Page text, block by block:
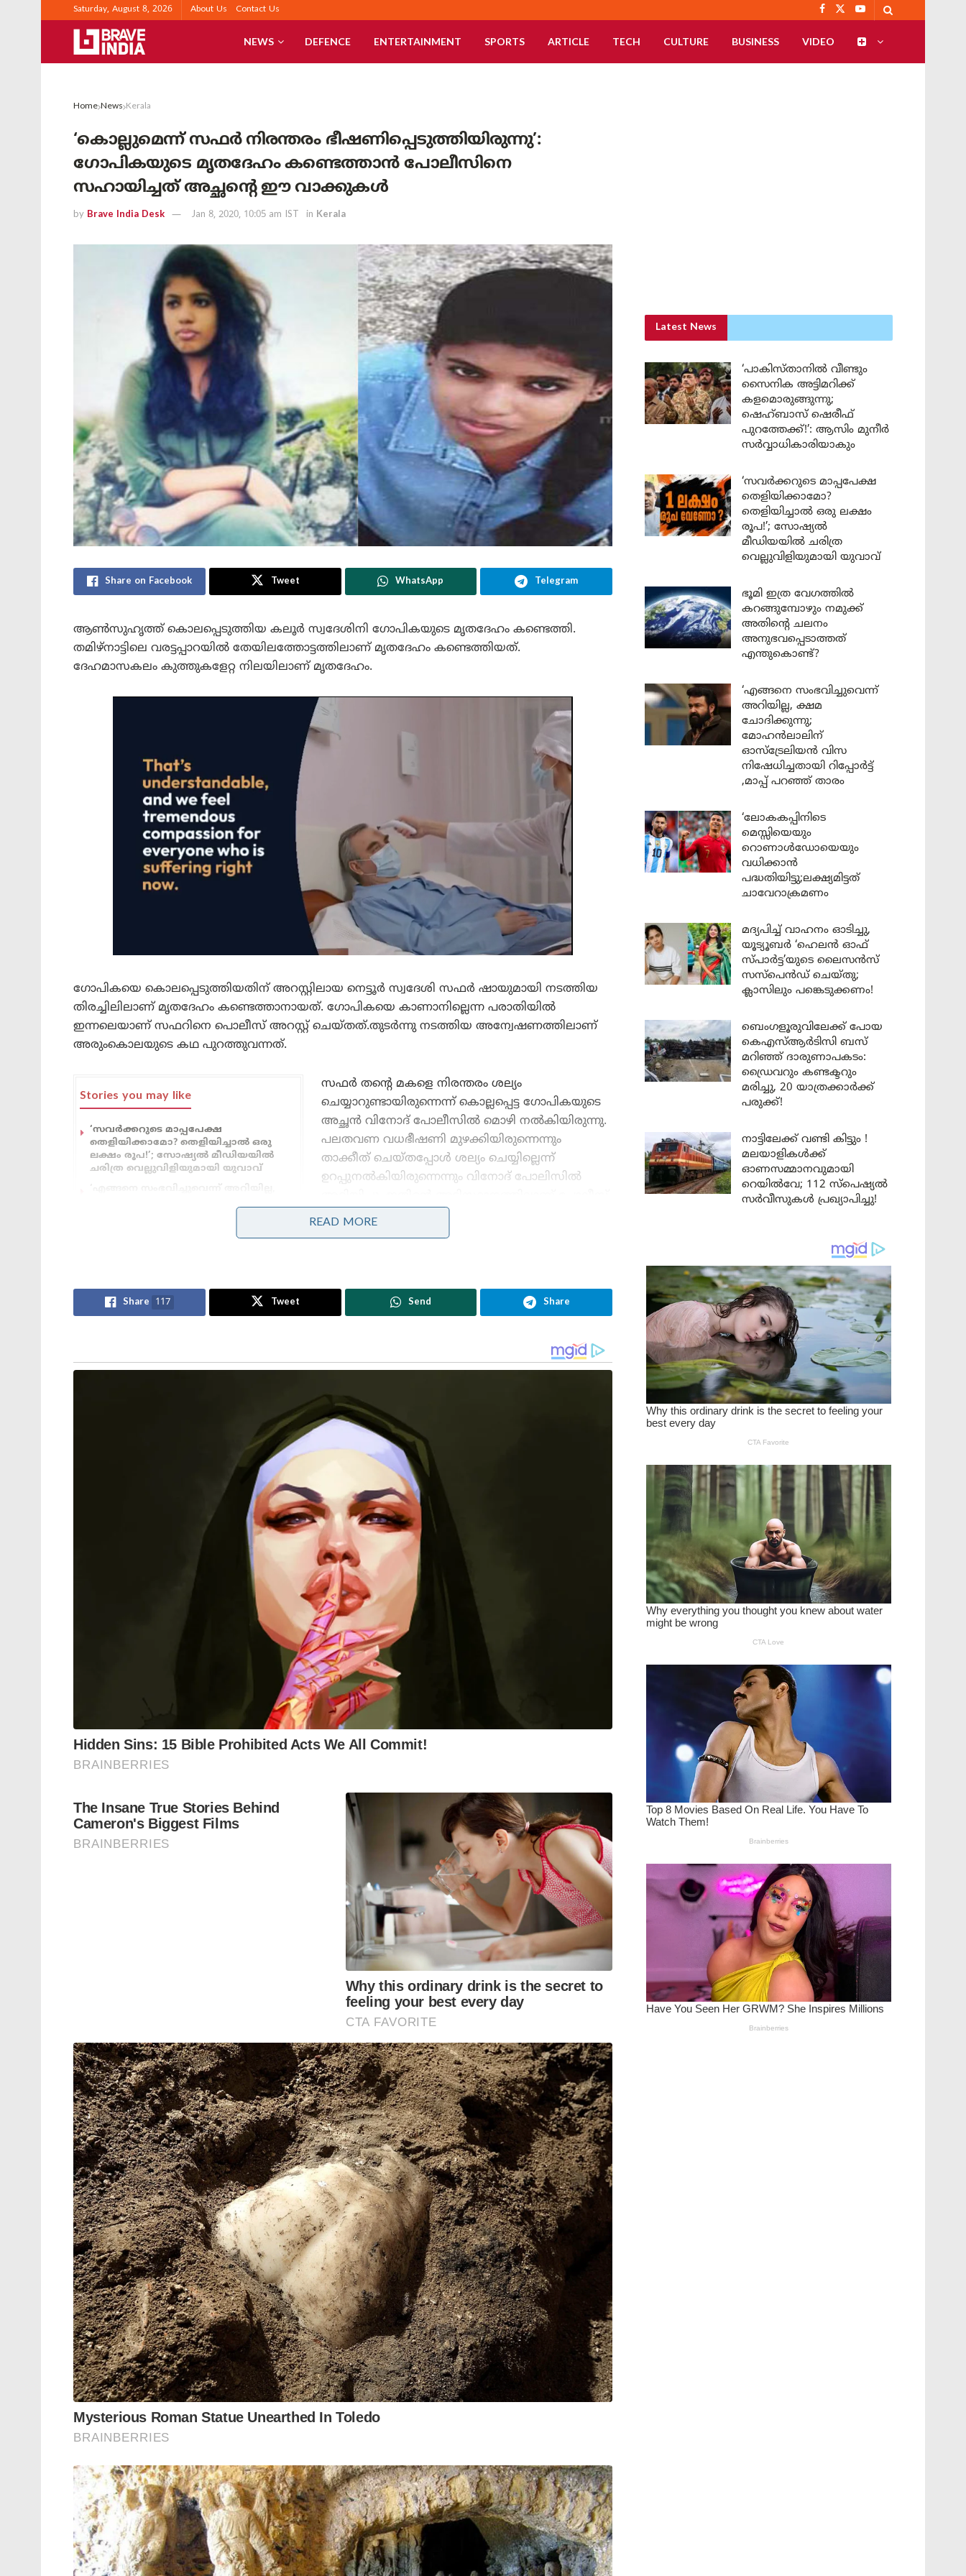
Saturday, August 8, 2026 About Us Contact Us
NEWS DEFENCE ENTERTAINMENT SPORTS ARTICLE TECH CULTURE BUSINESS VIDEO
Home News Kerala
‘കൊല്ലുമെന്ന് സഫര്‍ നിരന്തരം ഭീഷണിപ്പെടുത്തിയിരുന്നു’:
ഗോപികയുടെ മൃതദേഹം കണ്ടെത്താന്‍ പോലീസിനെ
സഹായിച്ചത് അച്ഛന്റെ ഈ വാക്കുകള്‍
by Brave India Desk Jan 8, 2020, 10:05 am IST in Kerala
Share on Facebook Tweet WhatsApp Telegram
ആണ്‍സുഹൃത്ത് കൊലപ്പെടുത്തിയ കലൂര്‍ സ്വദേശിനി ഗോപികയുടെ മൃതദേഹം കണ്ടെത്തി.
തമിഴ്‌നാട്ടിലെ വരട്ടപ്പാറയില്‍ തേയിലത്തോട്ടത്തിലാണ് മൃതദേഹം കണ്ടെത്തിയത്.
ദേഹമാസകലം കുത്തുകളേറ്റ നിലയിലാണ് മൃതദേഹം.
ഗോപികയെ കൊലപ്പെടുത്തിയതിന് അറസ്റ്റിലായ നെട്ടൂര്‍ സ്വദേശി സഫര്‍ ഷായുമായി നടത്തിയ
തിരച്ചിലിലാണ് മൃതദേഹം കണ്ടെത്താനായത്. ഗോപികയെ കാണാനില്ലെന്ന പരാതിയില്‍
ഇന്നലെയാണ് സഫറിനെ പൊലീസ് അറസ്റ്റ് ചെയ്തത്.തുടര്‍ന്നു നടത്തിയ അന്വേഷണത്തിലാണ്
അരുംകൊലയുടെ കഥ പുറത്തുവന്നത്.
Stories you may like
‘സവർക്കറുടെ മാപ്പപേക്ഷ
തെളിയിക്കാമോ? തെളിയിച്ചാൽ ഒരു
ലക്ഷം രൂപ!’; സോഷ്യൽ മീഡിയയിൽ
ചരിത്ര വെല്ലുവിളിയുമായി യുവാവ്
സഫര്‍ തന്റെ മകളെ നിരന്തരം ശല്യം
ചെയ്യാറുണ്ടായിരുന്നെന്ന് കൊല്ലപ്പെട്ട ഗോപികയുടെ
അച്ഛന്‍ വിനോദ് പോലീസില്‍ മൊഴി നല്‍കിയിരുന്നു.
പലതവണ വധഭീഷണി മുഴക്കിയിരുന്നെന്നും
താക്കീത് ചെയ്തപ്പോള്‍ ശല്യം ചെയ്യില്ലെന്ന്
ഉറപ്പുനല്‍കിയിരുന്നെന്നും വിനോദ് പോലിസില്‍
അന്വേഷണം മുന്നോട്ടുകൊണ്ടുപോയത്.
കലൂര്‍ ഭാഗത്തു നിന്ന് ഒരു പെണ്‍കുട്ടിയെ കാണാനില്ലെന്ന വിവരം ചാലക്കുടി പൊലീസിനു
ലഭിച്ചിരുന്നു. അവിടെ നിന്നൊരു കാറില്‍ പെണ്‍കുട്ടിയും യുവാവും പോയെന്ന വിവരവും ലഭിച്ചു.
ഇതിനിടെ മലക്കപ്പാറയില്‍ വച്ച് പെണ്‍കുട്ടിയും യുവാവും കാറില്‍ പോകുന്നതു കണ്ടെന്നു വിവരം
ലഭിച്ചു.
എത്തിയപ്പോള്‍ അവിടെ ചെക്ക്‌പോസ്റ്റില്‍ നടത്തിയ പരിശോധനയില്‍ കാറില്‍ പെണ്‍കുട്ടിയെ
കണ്ടെത്താനായില്ല. തുടര്‍ന്ന് നടത്തിയ പരിശോധനയില്‍ കാറില്‍ രക്തക്കറ
കണ്ടെത്തുകയായിരുന്നു. സഫറിനെ കസ്റ്റഡിയിലെടുത്ത് വിശദമായി ചോദ്യം ചെയ്തപ്പോള്‍
പെണ്‍കുട്ടിയെ കൊലപ്പെടുത്തി വനത്തില്‍ ഉപേക്ഷിച്ചുവെന്നു മൊഴി നല്‍കി.
പെണ്‍കുട്ടിയുടെ മൃതദേഹം ഉപേക്ഷിച്ചുവെന്ന് സഫര്‍ ചൂണ്ടികാട്ടിയ പ്രദേശത്ത് തമിഴ്‌നാട്
പൊലീസിന്റെ നേതൃത്വത്തില്‍ മലക്കപ്പാറ പൊലീസിന്റെ കൂടി സഹായത്തോടെയാണ് തിരച്ചില്‍
നടത്തിയത്. സൗഹൃദം തുടരാനാവില്ലെന്ന് പെണ്‍കുട്ടി വ്യക്തമാക്കിയതിന്റെ വൈരാഗ്യമാണ്
കൊലപാതകത്തിലേക്കു നയിച്ചതെന്ന് പൊലീസ് അറിയിച്ചു.
READ MORE
Share 117 Tweet Send Share
Latest News
‘പാകിസ്താനിൽ വീണ്ടും
സൈനിക അട്ടിമറിക്ക്
കളമൊരുങ്ങുന്നു;
ഷെഹ്ബാസ് ഷെരീഫ്
പുറത്തേക്ക്!’: ആസിം മുനീർ
സർവ്വാധികാരിയാകും
‘സവർക്കറുടെ മാപ്പപേക്ഷ
തെളിയിക്കാമോ?
തെളിയിച്ചാൽ ഒരു ലക്ഷം
രൂപ!’; സോഷ്യൽ
മീഡിയയിൽ ചരിത്ര
വെല്ലുവിളിയുമായി യുവാവ്
ഭൂമി ഇത്ര വേഗത്തിൽ
കറങ്ങുമ്പോഴും നമുക്ക്
അതിന്റെ ചലനം
അനുഭവപ്പെടാത്തത്
എന്തുകൊണ്ട്?
‘എങ്ങനെ സംഭവിച്ചുവെന്ന്
അറിയില്ല, ക്ഷമ
ചോദിക്കുന്നു;
മോഹൻലാലിന്
ഓസ്ട്രേലിയൻ വിസ
നിഷേധിച്ചതായി റിപ്പോർട്ട്
,മാപ്പ് പറഞ്ഞ് താരം
‘ലോകകപ്പിനിടെ
മെസ്സിയെയും
റൊണാൾഡോയെയും
വധിക്കാൻ
പദ്ധതിയിട്ടു;ലക്ഷ്യമിട്ടത്
ചാവേറാക്രമണം
മദ്യപിച്ച് വാഹനം ഓടിച്ചു,
യൂട്യൂബർ ‘ഹെലൻ ഓഫ്
സ്പാർട്ട’യുടെ ലൈസൻസ്
സസ്പെൻഡ് ചെയ്തു;
ക്ലാസിലും പങ്കെടുക്കണം!
ബെംഗളൂരുവിലേക്ക് പോയ
കെഎസ്ആർടിസി ബസ്
മറിഞ്ഞ് ദാരുണാപകടം:
ഡ്രൈവറും കണ്ടക്ടറും
മരിച്ചു, 20 യാത്രക്കാർക്ക്
പരുക്ക്!
നാട്ടിലേക്ക് വണ്ടി കിട്ടും !
മലയാളികൾക്ക്
ഓണസമ്മാനവുമായി
റെയിൽവേ; 112 സ്പെഷ്യൽ
സർവീസുകൾ പ്രഖ്യാപിച്ചു!